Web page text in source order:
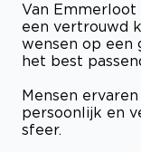
Van Emmerloot
een vertrouwd
wensen op een
het best
Mensen
persoonlijk en
sfeer.